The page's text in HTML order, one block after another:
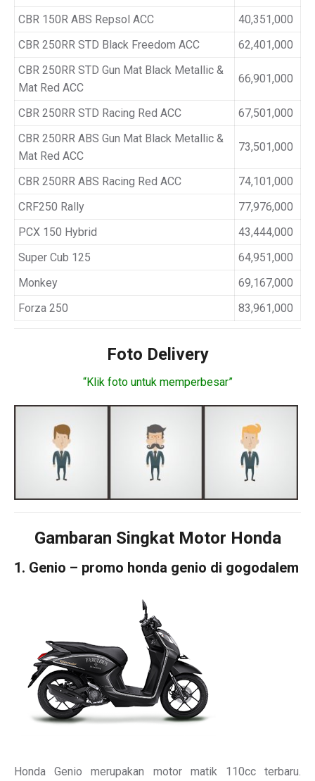
CBR 150R ABS Repsol ACC
40,351,000
CBR 250RR STD Black Freedom ACC
62,401,000
CBR 250RR STD Gun Mat Black Metallic &
Mat Red ACC
66,901,000
CBR 250RR STD Racing Red ACC
67,501,000
CBR 250RR ABS Gun Mat Black Metallic &
Mat Red ACC
73,501,000
CBR 250RR ABS Racing Red ACC
74,101,000
CRF250 Rally
77,976,000
PCX 150 Hybrid
43,444,000
Super Cub 125
64,951,000
Monkey
69,167,000
Forza 250
83,961,000
Foto Delivery
“Klik foto untuk memperbesar”
Gambaran Singkat Motor Honda
1. Genio – promo honda genio di gogodalem
Honda Genio merupakan motor matik 110cc terbaru.